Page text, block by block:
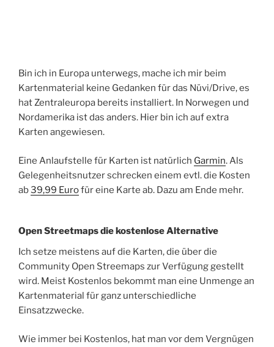
Bin ich in Europa unterwegs, mache ich mir beim
Kartenmaterial keine Gedanken für das Nüvi/Drive, es
hat Zentraleuropa bereits installiert. In Norwegen und
Nordamerika ist das anders. Hier bin ich auf extra
Karten angewiesen.
Eine Anlaufstelle für Karten ist natürlich Garmin. Als
Gelegenheitsnutzer schrecken einem evtl. die Kosten
ab39,99 Eurofür eine Karte ab. Dazu am Ende mehr.
Open Streetmaps die kostenlose Alternative
Ich setze meistens auf die Karten, die über die
Community Open Streemaps zur Verfügung gestellt
wird. Meist Kostenlos bekommt man eine Unmenge an
Kartenmaterial für ganz unterschiedliche
Einsatzzwecke.
Wie immer bei Kostenlos, hat man vor dem Vergnügen